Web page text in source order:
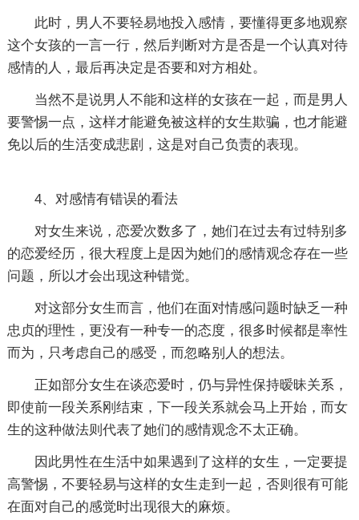
此时，男人不要轻易地投入感情，要懂得更多地观察
这个女孩的一言一行，然后判断对方是否是一个认真对待
感情的人，最后再决定是否要和对方相处。
当然不是说男人不能和这样的女孩在一起，而是男人
要警惕一点，这样才能避免被这样的女生欺骗，也才能避
免以后的生活变成悲剧，这是对自己负责的表现。
4、对感情有错误的看法
对女生来说，恋爱次数多了，她们在过去有过特别多
的恋爱经历，很大程度上是因为她们的感情观念存在一些
问题，所以才会出现这种错觉。
对这部分女生而言，他们在面对情感问题时缺乏一种
忠贞的理性，更没有一种专一的态度，很多时候都是率性
而为，只考虑自己的感受，而忽略别人的想法。
正如部分女生在谈恋爱时，仍与异性保持暧昧关系，
即使前一段关系刚结束，下一段关系就会马上开始，而女
生的这种做法则代表了她们的感情观念不太正确。
因此男性在生活中如果遇到了这样的女生，一定要提
高警惕，不要轻易与这样的女生走到一起，否则很有可能
在面对自己的感觉时出现很大的麻烦。